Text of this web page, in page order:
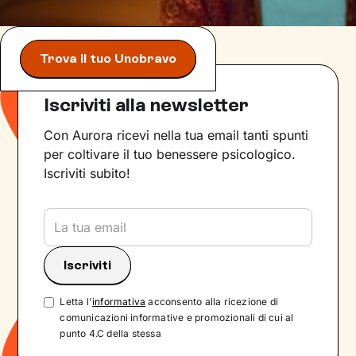
Trova il tuo Unobravo
Iscriviti alla newsletter
Con Aurora ricevi nella tua email tanti spunti
per coltivare il tuo benessere psicologico.
Iscriviti subito!
Letta l'informativa acconsento alla ricezione di
comunicazioni informative e promozionali di cui al
punto 4.C della stessa